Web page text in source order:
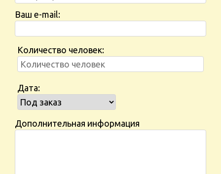
Ваш e-mail:
Количество человек:
Дата:
Дополнительная информация